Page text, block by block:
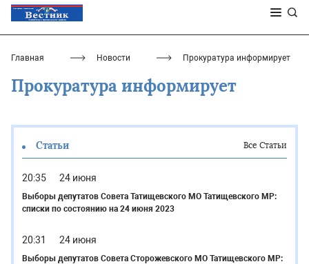
Главная Новости Прокуратура информирует
Прокуратура информирует
Статьи Все Статьи
20:35 24 июня
Выборы депутатов Совета Татищевского МО Татищевского МР:
списки по состоянию на 24 июня 2023
20:31 24 июня
Выборы депутатов Совета Сторожевского МО Татищевского МР: